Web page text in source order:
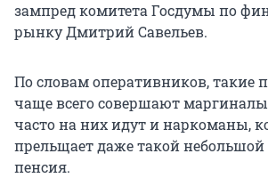
зампред комитета Госдумы по
рынку Дмитрий Савельев.
По словам оперативников, такие
чаще всего совершают
часто на них идут и наркоманы,
прельщает даже такой
пенсия.